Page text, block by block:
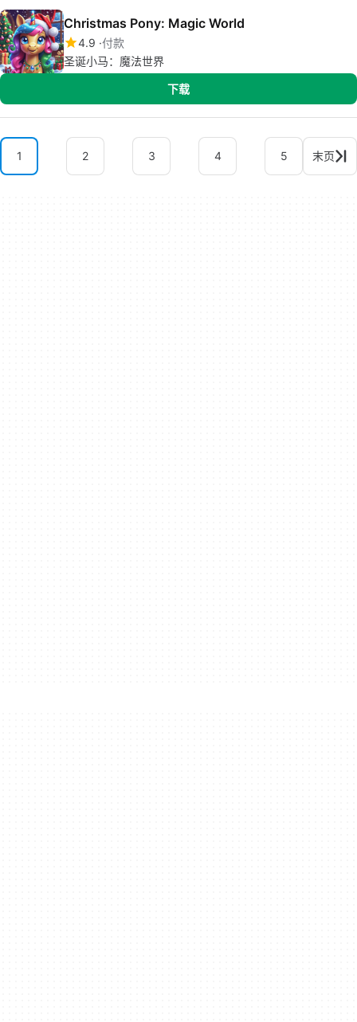
Christmas Pony: Magic World
4.9 付款
圣诞小马：魔法世界
下载
1 2 3 4 5 末页